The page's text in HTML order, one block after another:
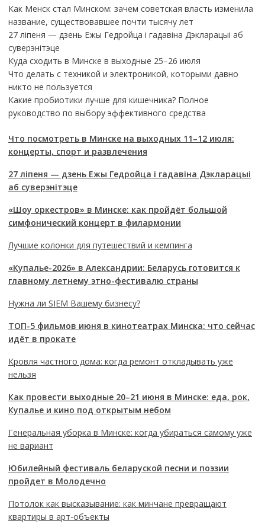
Как Менск стал Минском: зачем советская власть изменила
название, существовавшее почти тысячу лет
27 ліпеня — дзень Ежы Гедройца і гадавіна Дэкларацыі аб
суверэнітэце
Куда сходить в Минске в выходные 25–26 июля
Что делать с техникой и электроникой, которыми давно
никто не пользуется
Какие пробиотики лучше для кишечника? Полное
руководство по выбору эффективного средства
Что посмотреть в Минске на выходных 11–12 июля:
концерты, спорт и развлечения
27 ліпеня — дзень Ежы Гедройца і гадавіна Дэкларацыі
аб суверэнітэце
«Шоу оркестров» в Минске: как пройдёт большой
симфонический концерт в филармонии
Лучшие колонки для путешествий и кемпинга
«Купалье-2026» в Александрии: Беларусь готовится к
главному летнему этно-фестивалю страны
Нужна ли SIEM Вашему бизнесу?
ТОП-5 фильмов июня в кинотеатрах Минска: что сейчас
идёт в прокате
Кровля частного дома: когда ремонт откладывать уже
нельзя
Как провести выходные 20–21 июня в Минске: еда, рок,
Купалье и кино под открытым небом
Генеральная уборка в Минске: когда убираться самому уже
не вариант
Юбилейный фестиваль беларуской песни и поэзии
пройдет в Молодечно
Потолок как высказывание: как минчане превращают
квартиры в арт-объекты